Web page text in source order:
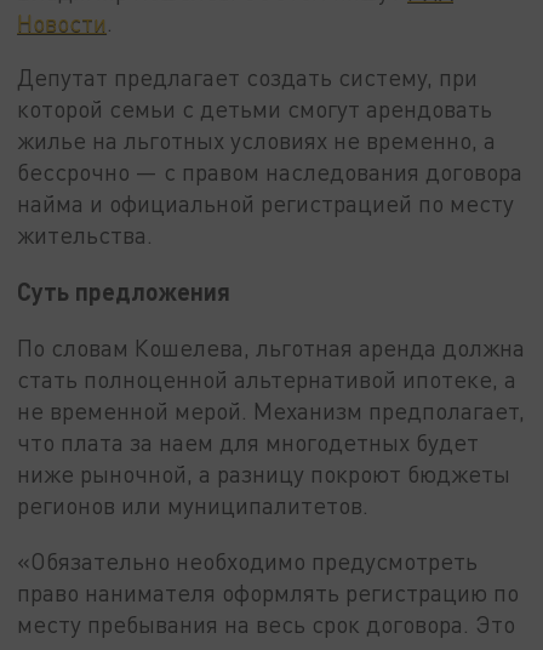
Новости
Депутат предлагает создать систему, при
которой семьи с детьми смогут арендовать
жилье на льготных условиях не временно, а
бессрочно — с правом наследования договора
найма и официальной регистрацией по месту
жительства.
Суть предложения
По словам Кошелева, льготная аренда должна
стать полноценной альтернативой ипотеке, а
не временной мерой. Механизм предполагает,
что плата за наем для многодетных будет
ниже рыночной, а разницу покроют бюджеты
регионов или муниципалитетов.
«Обязательно необходимо предусмотреть
право нанимателя оформлять регистрацию по
месту пребывания на весь срок договора. Это